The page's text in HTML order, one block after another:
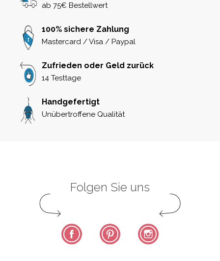
ab 75€ Bestellwert
100% sichere Zahlung
Mastercard / Visa / Paypal
Zufrieden oder Geld zurück
14 Testtage
Handgefertigt
Unübertroffene Qualität
Folgen Sie uns
Facebook Pinterest